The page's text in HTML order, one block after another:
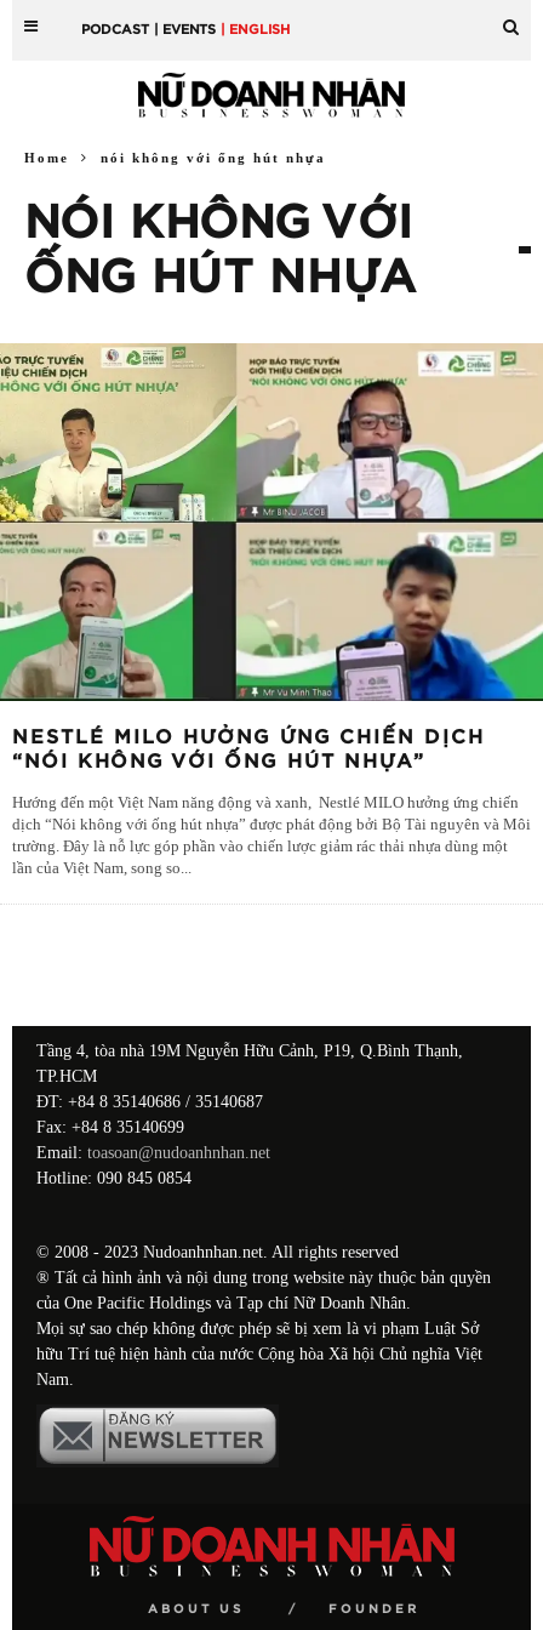
PODCAST | EVENTS | ENGLISH
Home nói không với ống hút nhựa
NÓI KHÔNG VỚI
ỐNG HÚT NHỰA
NESTLÉ MILO HƯỞNG ỨNG CHIẾN DỊCH
“NÓI KHÔNG VỚI ỐNG HÚT NHỰA”
Hướng đến một Việt Nam năng động và xanh, Nestlé MILO hưởng ứng chiến
dịch “Nói không với ống hút nhựa” được phát động bởi Bộ Tài nguyên và Môi
trường. Đây là nỗ lực góp phần vào chiến lược giảm rác thải nhựa dùng một
lần của Việt Nam, song so...
Tầng 4, tòa nhà 19M Nguyễn Hữu Cảnh, P19, Q.Bình Thạnh,
TP.HCM
ĐT: +84 8 35140686 / 35140687
Fax: +84 8 35140699
Email: toasoan@nudoanhnhan.net
Hotline: 090 845 0854
© 2008 - 2023 Nudoanhnhan.net. All rights reserved
® Tất cả hình ảnh và nội dung trong website này thuộc bản quyền
của One Pacific Holdings và Tạp chí Nữ Doanh Nhân.
Mọi sự sao chép không được phép sẽ bị xem là vi phạm Luật Sở
hữu Trí tuệ hiện hành của nước Cộng hòa Xã hội Chủ nghĩa Việt
Nam.
ABOUT US FOUNDER